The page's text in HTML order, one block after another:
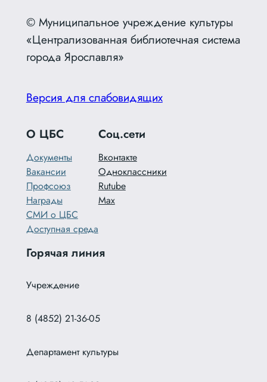
© Муниципальное учреждение культуры
«Централизованная библиотечная система
города Ярославля»
Версия для слабовидящих
О ЦБС
Документы
Вакансии
Профсоюз
Награды
СМИ о ЦБС
Доступная среда
Соц.сети
Вконтакте
Одноклассники
Rutube
Max
Горячая линия
Учреждение
8 (4852) 21-36-05
Департамент культуры